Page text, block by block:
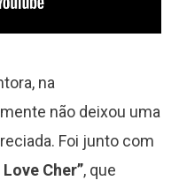
na
não deixou uma
Foi junto com
Cher”, que